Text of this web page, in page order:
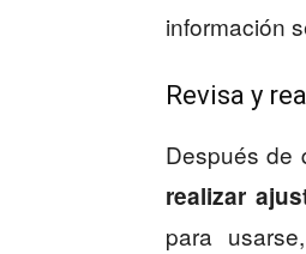
información
Revisa y
Después de
realizar
para